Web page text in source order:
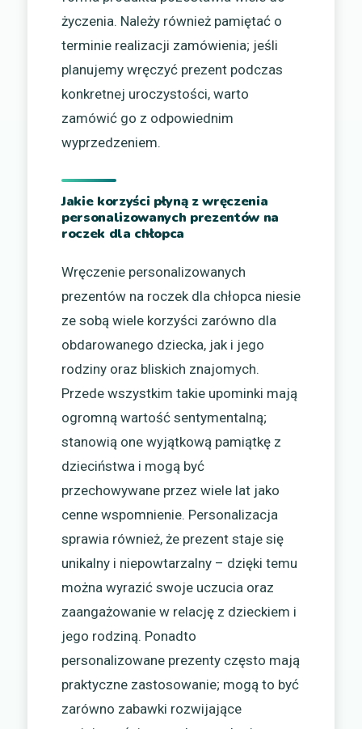
życzenia. Należy również pamiętać o
terminie realizacji zamówienia; jeśli
planujemy wręczyć prezent podczas
konkretnej uroczystości, warto
zamówić go z odpowiednim
wyprzedzeniem.
Jakie korzyści płyną z wręczenia
personalizowanych prezentów na
roczek dla chłopca
Wręczenie personalizowanych
prezentów na roczek dla chłopca niesie
ze sobą wiele korzyści zarówno dla
obdarowanego dziecka, jak i jego
rodziny oraz bliskich znajomych.
Przede wszystkim takie upominki mają
ogromną wartość sentymentalną;
stanowią one wyjątkową pamiątkę z
dzieciństwa i mogą być
przechowywane przez wiele lat jako
cenne wspomnienie. Personalizacja
sprawia również, że prezent staje się
unikalny i niepowtarzalny – dzięki temu
można wyrazić swoje uczucia oraz
zaangażowanie w relację z dzieckiem i
jego rodziną. Ponadto
personalizowane prezenty często mają
praktyczne zastosowanie; mogą to być
zarówno zabawki rozwijające